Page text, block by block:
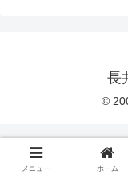
長
©
メニュー ホーム